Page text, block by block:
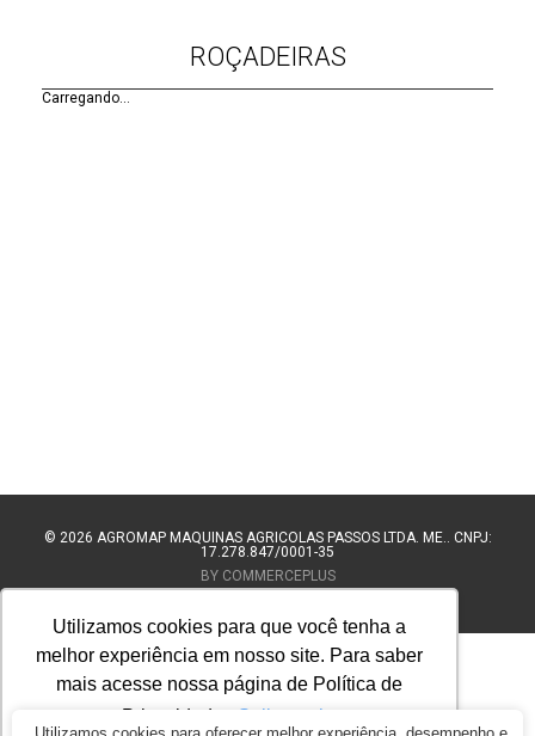
Utilizamos cookies para que você tenha a
melhor experiência em nosso site. Para saber
mais acesse nossa página de Política de
Privacidade.
Saiba mais
ROÇADEIRAS
Carregando...
© 2026 AGROMAP MAQUINAS AGRÍCOLAS PASSOS LTDA. ME.. CNPJ:
17.278.847/0001-35
BY COMMERCEPLUS